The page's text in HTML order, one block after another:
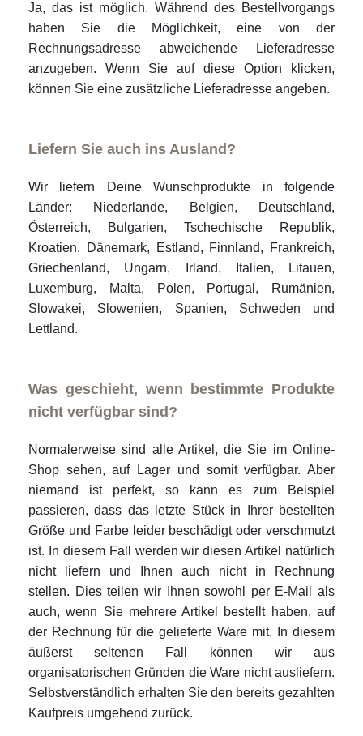
Ja, das ist möglich. Während des Bestellvorgangs
haben Sie die Möglichkeit, eine von der
Rechnungsadresse abweichende Lieferadresse
anzugeben. Wenn Sie auf diese Option klicken,
können Sie eine zusätzliche Lieferadresse angeben.
Liefern Sie auch ins Ausland?
Wir liefern Deine Wunschprodukte in folgende
Länder: Niederlande, Belgien, Deutschland,
Österreich, Bulgarien, Tschechische Republik,
Kroatien, Dänemark, Estland, Finnland, Frankreich,
Griechenland, Ungarn, Irland, Italien, Litauen,
Luxemburg, Malta, Polen, Portugal, Rumänien,
Slowakei, Slowenien, Spanien, Schweden und
Lettland.
Was geschieht, wenn bestimmte Produkte
nicht verfügbar sind?
Normalerweise sind alle Artikel, die Sie im Online-
Shop sehen, auf Lager und somit verfügbar. Aber
niemand ist perfekt, so kann es zum Beispiel
passieren, dass das letzte Stück in Ihrer bestellten
Größe und Farbe leider beschädigt oder verschmutzt
ist. In diesem Fall werden wir diesen Artikel natürlich
nicht liefern und Ihnen auch nicht in Rechnung
stellen. Dies teilen wir Ihnen sowohl per E-Mail als
auch, wenn Sie mehrere Artikel bestellt haben, auf
der Rechnung für die gelieferte Ware mit. In diesem
äußerst seltenen Fall können wir aus
organisatorischen Gründen die Ware nicht ausliefern.
Selbstverständlich erhalten Sie den bereits gezahlten
Kaufpreis umgehend zurück.